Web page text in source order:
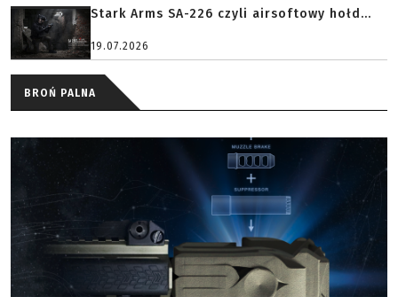
Stark Arms SA-226 czyli airsoftowy hołd...
19.07.2026
BROŃ PALNA